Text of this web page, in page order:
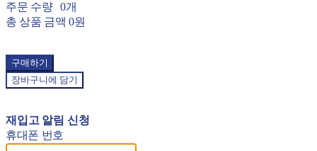
주문 수량
0개
총 상품 금액 0원
구매하기
장바구니에 담기
재입고 알림 신청
휴대폰 번호